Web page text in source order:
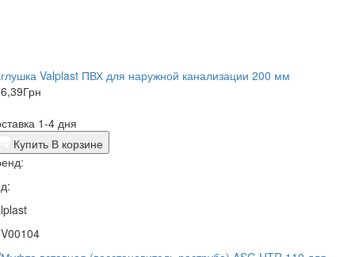
Valplast ПВХ для наружной канализации 200 мм
Грн
1-4 дня
Купить В корзине